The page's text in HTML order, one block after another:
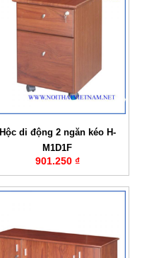
Hộc di động 2 ngăn kéo H-
M1D1F
901.250 ₫